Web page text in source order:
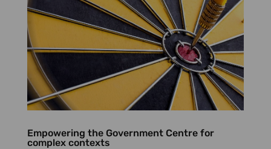
Empowering the Government Centre for
complex contexts